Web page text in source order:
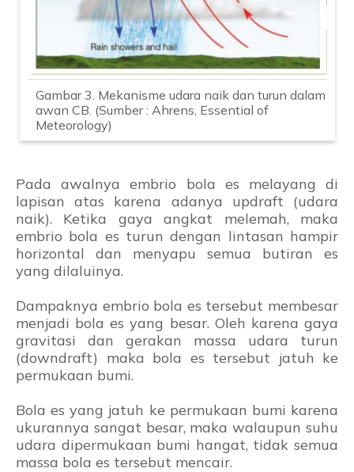
Gambar 3. Mekanisme udara naik dan turun dalam
awan CB. (Sumber : Ahrens, Essential of
Meteorology)
Pada awalnya embrio bola es melayang di
lapisan atas karena adanya updraft (udara
naik). Ketika gaya angkat melemah, maka
embrio bola es turun dengan lintasan hampir
horizontal dan menyapu semua butiran es
yang dilaluinya.
Dampaknya embrio bola es tersebut membesar
menjadi bola es yang besar. Oleh karena gaya
gravitasi dan gerakan massa udara turun
(downdraft) maka bola es tersebut jatuh ke
permukaan bumi.
Bola es yang jatuh ke permukaan bumi karena
ukurannya sangat besar, maka walaupun suhu
udara dipermukaan bumi hangat, tidak semua
massa bola es tersebut mencair.